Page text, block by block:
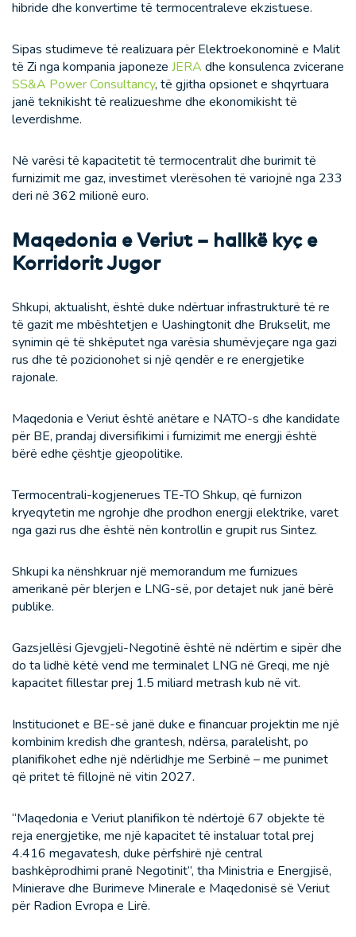
hibride dhe konvertime të termocentraleve ekzistuese.
Sipas studimeve të realizuara për Elektroekonominë e Malit
të Zi nga kompania japoneze JERA dhe konsulenca zvicerane
SS&A Power Consultancy, të gjitha opsionet e shqyrtuara
janë teknikisht të realizueshme dhe ekonomikisht të
leverdishme.
Në varësi të kapacitetit të termocentralit dhe burimit të
furnizimit me gaz, investimet vlerësohen të variojnë nga 233
deri në 362 milionë euro.
Maqedonia e Veriut – hallkë kyç e
Korridorit Jugor
Shkupi, aktualisht, është duke ndërtuar infrastrukturë të re
të gazit me mbështetjen e Uashingtonit dhe Brukselit, me
synimin që të shkëputet nga varësia shumëvjeçare nga gazi
rus dhe të pozicionohet si një qendër e re energjetike
rajonale.
Maqedonia e Veriut është anëtare e NATO-s dhe kandidate
për BE, prandaj diversifikimi i furnizimit me energji është
bërë edhe çështje gjeopolitike.
Termocentrali-kogjenerues TE-TO Shkup, që furnizon
kryeqytetin me ngrohje dhe prodhon energji elektrike, varet
nga gazi rus dhe është nën kontrollin e grupit rus Sintez.
Shkupi ka nënshkruar një memorandum me furnizues
amerikanë për blerjen e LNG-së, por detajet nuk janë bërë
publike.
Gazsjellësi Gjevgjeli-Negotinë është në ndërtim e sipër dhe
do ta lidhë këtë vend me terminalet LNG në Greqi, me një
kapacitet fillestar prej 1.5 miliard metrash kub në vit.
Institucionet e BE-së janë duke e financuar projektin me një
kombinim kredish dhe grantesh, ndërsa, paralelisht, po
planifikohet edhe një ndërlidhje me Serbinë – me punimet
që pritet të fillojnë në vitin 2027.
“Maqedonia e Veriut planifikon të ndërtojë 67 objekte të
reja energjetike, me një kapacitet të instaluar total prej
4.416 megavatesh, duke përfshirë një central
bashkëprodhimi pranë Negotinit”, tha Ministria e Energjisë,
Minierave dhe Burimeve Minerale e Maqedonisë së Veriut
për Radion Evropa e Lirë.